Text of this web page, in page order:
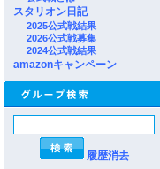
スタリオン日記
2025公式戦結果
2026公式戦募集
2024公式戦結果
amazonキャンペーン
履歴消去